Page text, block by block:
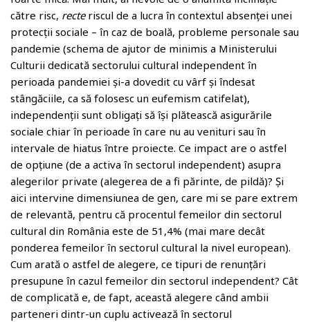
către risc, recteriscul de a lucra în contextul absenței unei
protecții sociale – în caz de boală, probleme personale sau
pandemie (schema de ajutor de minimis a Ministerului
Culturii dedicată sectorului cultural independent în
perioada pandemiei și-a dovedit cu vârf și îndesat
stângăciile, ca să folosesc un eufemism catifelat),
independenții sunt obligați să își plătească asigurările
sociale chiar în perioade în care nu au venituri sau în
intervale de hiatus între proiecte. Ce impact are o astfel
de opțiune (de a activa în sectorul independent) asupra
alegerilor private (alegerea de a fi părinte, de pildă)? Și
aici intervine dimensiunea de gen, care mi se pare extrem
de relevantă, pentru că procentul femeilor din sectorul
cultural din România este de 51,4% (mai mare decât
ponderea femeilor în sectorul cultural la nivel european).
Cum arată o astfel de alegere, ce tipuri de renunțări
presupune în cazul femeilor din sectorul independent? Cât
de complicată e, de fapt, această alegere când ambii
parteneri dintr-un cuplu activează în sectorul